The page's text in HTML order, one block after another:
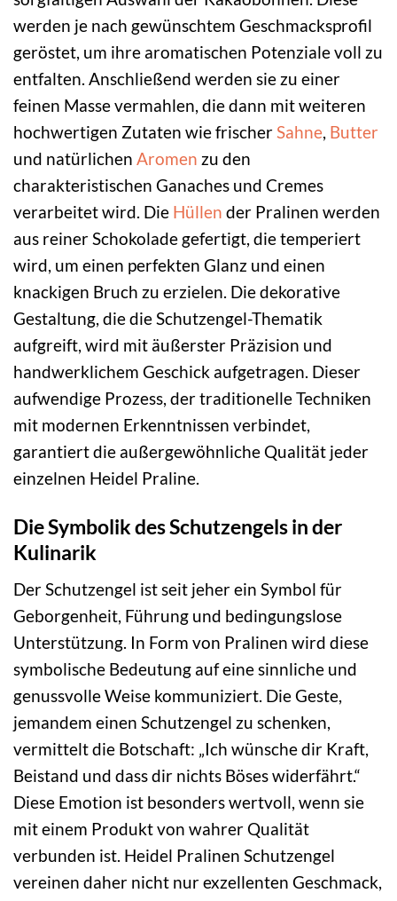
werden je nach gewünschtem Geschmacksprofil
geröstet, um ihre aromatischen Potenziale voll zu
entfalten. Anschließend werden sie zu einer
feinen Masse vermahlen, die dann mit weiteren
hochwertigen Zutaten wie frischerSahne, Butter
und natürlichen Aromen zu den
charakteristischen Ganaches und Cremes
verarbeitet wird. Die Hüllen der Pralinen werden
aus reiner Schokolade gefertigt, die temperiert
wird, um einen perfekten Glanz und einen
knackigen Bruch zu erzielen. Die dekorative
Gestaltung, die die Schutzengel-Thematik
aufgreift, wird mit äußerster Präzision und
handwerklichem Geschick aufgetragen. Dieser
aufwendige Prozess, der traditionelle Techniken
mit modernen Erkenntnissen verbindet,
garantiert die außergewöhnliche Qualität jeder
einzelnen Heidel Praline.
Die Symbolik des Schutzengels in der
Kulinarik
Der Schutzengel ist seit jeher ein Symbol für
Geborgenheit, Führung und bedingungslose
Unterstützung. In Form von Pralinen wird diese
symbolische Bedeutung auf eine sinnliche und
genussvolle Weise kommuniziert. Die Geste,
jemandem einen Schutzengel zu schenken,
vermittelt die Botschaft: „Ich wünsche dir Kraft,
Beistand und dass dir nichts Böses widerfährt.“
Diese Emotion ist besonders wertvoll, wenn sie
mit einem Produkt von wahrer Qualität
verbunden ist. Heidel Pralinen Schutzengel
vereinen daher nicht nur exzellenten Geschmack,